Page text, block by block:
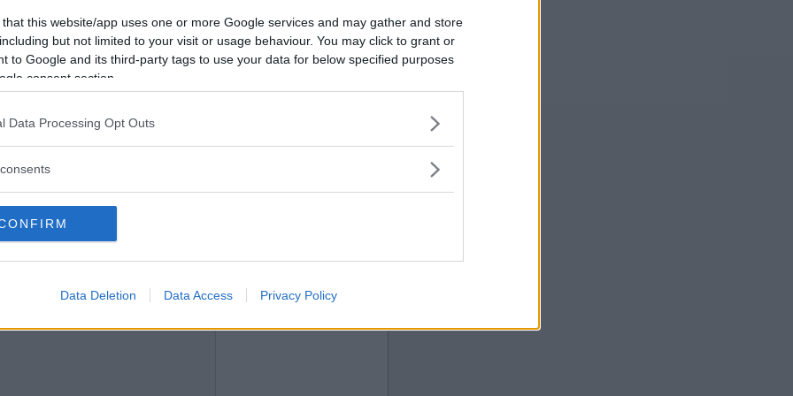
that this website/app uses one or more Google services and may gather and store
but not limited to your visit or usage behaviour. You may click to grant or
to Google and its third-party tags to use your data for below specified purposes
consent section.
Data Processing Opt Outs
Data Deletion Data Access Privacy Policy
2023-05-19 22:02
2023-05-19 22:32
Vill du bli
medlem?